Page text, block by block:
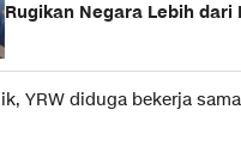
Rugikan Negara Lebih dari
YRW diduga bekerja